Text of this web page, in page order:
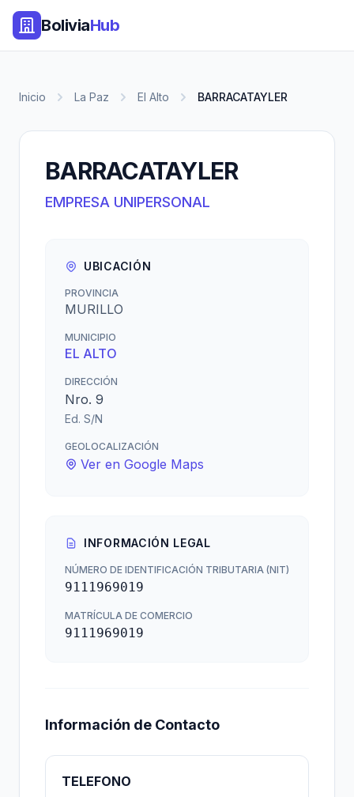
BoliviaHub
Inicio La Paz El Alto BARRACATAYLER
BARRACATAYLER
EMPRESA UNIPERSONAL
UBICACIÓN
PROVINCIA
MURILLO
MUNICIPIO
EL ALTO
DIRECCIÓN
Nro. 9
Ed. S/N
GEOLOCALIZACIÓN
Ver en Google Maps
INFORMACIÓN LEGAL
NÚMERO DE IDENTIFICACIÓN TRIBUTARIA (NIT)
9111969019
MATRÍCULA DE COMERCIO
9111969019
Información de Contacto
TELEFONO